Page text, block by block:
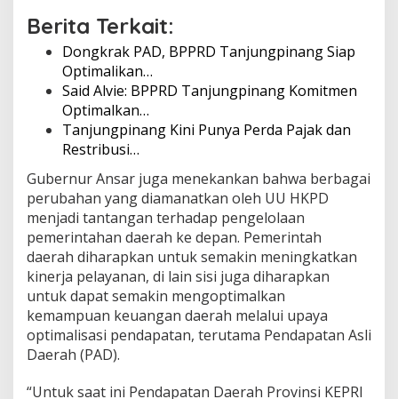
Berita Terkait:
Dongkrak PAD, BPPRD Tanjungpinang Siap
Optimalikan…
Said Alvie: BPPRD Tanjungpinang Komitmen
Optimalkan…
Tanjungpinang Kini Punya Perda Pajak dan
Restribusi…
Gubernur Ansar juga menekankan bahwa berbagai
perubahan yang diamanatkan oleh UU HKPD
menjadi tantangan terhadap pengelolaan
pemerintahan daerah ke depan. Pemerintah
daerah diharapkan untuk semakin meningkatkan
kinerja pelayanan, di lain sisi juga diharapkan
untuk dapat semakin mengoptimalkan
kemampuan keuangan daerah melalui upaya
optimalisasi pendapatan, terutama Pendapatan Asli
Daerah (PAD).
“Untuk saat ini Pendapatan Daerah Provinsi KEPRI